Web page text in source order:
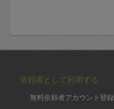
依頼者として利用する
無料依頼者アカウント登録